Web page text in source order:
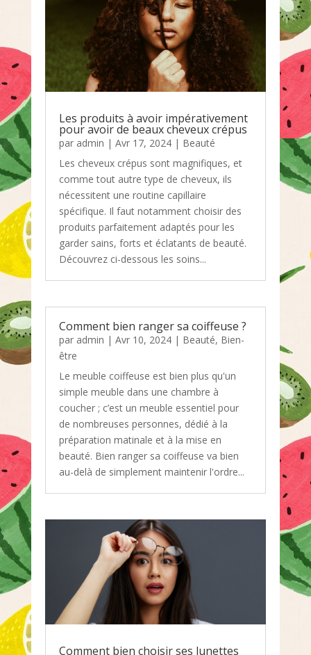
Les produits à avoir impérativement
pour avoir de beaux cheveux crépus
par admin | Avr 17, 2024| Beauté
Les cheveux crépus sont magnifiques, et
comme tout autre type de cheveux, ils
nécessitent une routine capillaire
spécifique. Il faut notamment choisir des
produits parfaitement adaptés pour les
garder sains, forts et éclatants de beauté.
Découvrez ci-dessous les soins...
Comment bien ranger sa coiffeuse ?
par admin | Avr 10, 2024| Beauté, Bien-
être
Le meuble coiffeuse est bien plus qu'un
simple meuble dans une chambre à
coucher ; c’est un meuble essentiel pour
de nombreuses personnes, dédié à la
préparation matinale et à la mise en
beauté. Bien ranger sa coiffeuse va bien
au-delà de simplement maintenir l'ordre...
Comment bien choisir ses lunettes